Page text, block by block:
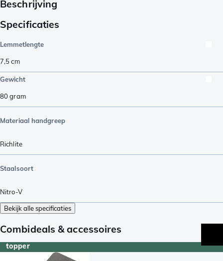
Beschrijving
Specificaties
Lemmetlengte
7,5cm
Gewicht
80gram
Materiaal handgreep
Richlite
Staalsoort
Nitro-V
Bekijk alle specificaties
Combideals & accessoires
topper